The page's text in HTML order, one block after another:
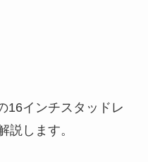
16インチスタッドレ
説します。